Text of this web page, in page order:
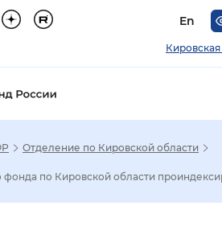
En
отображения
Отделение по Кировской области
по Кировской области